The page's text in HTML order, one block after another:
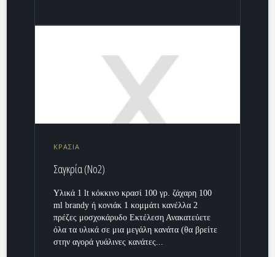
ΚΡΑΣΙΑ
Σαγκρία (No2)
Υλικά 1 lt κόκκινο κρασί 100 γρ. ζάχαρη 100
ml brandy ή κονιάκ 1 κομμάτι κανέλλα 2
πρέζες μοσχοκάρυδο Εκτέλεση Ανακατεύετε
όλα τα υλικά σε μια μεγάλη κανάτα (θα βρείτε
στην αγορά γυάλινες κανάτες...